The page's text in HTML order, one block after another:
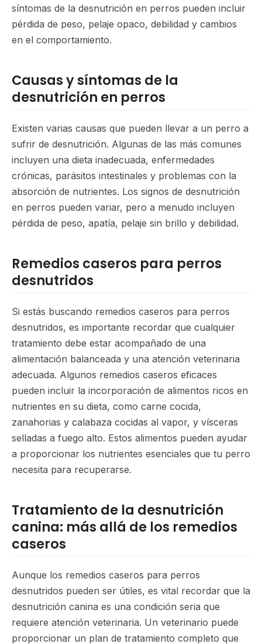
síntomas de la desnutrición en perros pueden incluir
pérdida de peso, pelaje opaco, debilidad y cambios
en el comportamiento.
Causas y síntomas de la
desnutrición en perros
Existen varias causas que pueden llevar a un perro a
sufrir de desnutrición. Algunas de las más comunes
incluyen una dieta inadecuada, enfermedades
crónicas, parásitos intestinales y problemas con la
absorción de nutrientes. Los signos de desnutrición
en perros pueden variar, pero a menudo incluyen
pérdida de peso, apatía, pelaje sin brillo y debilidad.
Remedios caseros para perros
desnutridos
Si estás buscando remedios caseros para perros
desnutridos, es importante recordar que cualquier
tratamiento debe estar acompañado de una
alimentación balanceada y una atención veterinaria
adecuada. Algunos remedios caseros eficaces
pueden incluir la incorporación de alimentos ricos en
nutrientes en su dieta, como carne cocida,
zanahorias y calabaza cocidas al vapor, y vísceras
selladas a fuego alto. Estos alimentos pueden ayudar
a proporcionar los nutrientes esenciales que tu perro
necesita para recuperarse.
Tratamiento de la desnutrición
canina: más allá de los remedios
caseros
Aunque los remedios caseros para perros
desnutridos pueden ser útiles, es vital recordar que la
desnutrición canina es una condición seria que
requiere atención veterinaria. Un veterinario puede
proporcionar un plan de tratamiento completo que